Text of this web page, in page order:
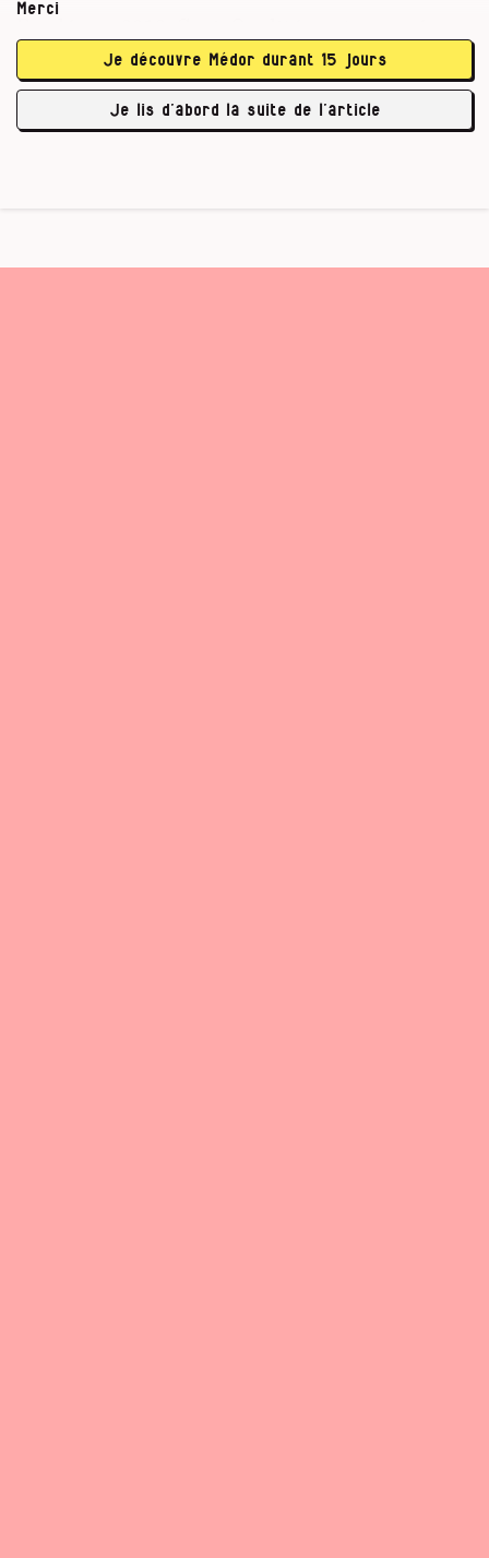
d’une centaine de correcteurs – français pour la
plupart – disponibles« 24 heures sur 24 et 7
jours sur 7 »et« passionnés de la langue de
Molière ». « Beaucoup de …
Merci
Je découvre Médor durant 15 jours
Je lis d’abord la suite de l’article